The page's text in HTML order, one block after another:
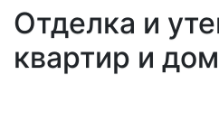
Отделка и
квартир и